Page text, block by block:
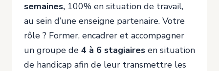
semaines, 100% en situation de travail,
au sein d’une enseigne partenaire. Votre
rôle ? Former, encadrer et accompagner
un groupe de 4 à 6 stagiaires en situation
de handicap afin de leur transmettre les